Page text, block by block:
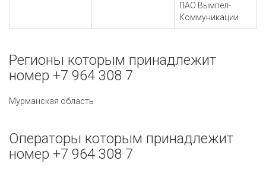
ПАО Вымпел-
Коммуникации
Регионы которым принадлежит
номер +7 964 308 7
Мурманская область
Операторы которым принадлежит
номер +7 964 308 7